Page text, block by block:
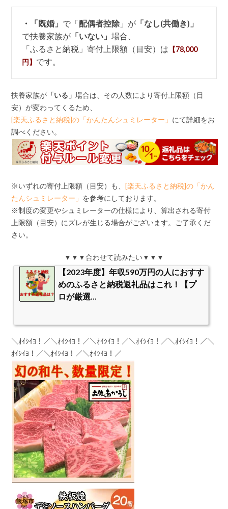
・「既婚」 で「配偶者控除 」が 「なし(共働き)」
で扶養家族が 「いない」場合、
「ふるさと納税」寄付上限額（目安）は 【78,000
円】 です。
扶養家族が 「いる」場合は、その人数により寄付上限額（目
安）が変わってくるため、
[楽天ふるさと納税]の「かんたんシュミレーター」 にて詳細をお
調べください。
※いずれの寄付上限額（目安）も、[楽天ふるさと納税]の「かん
たんシュミレーター」 を参考にしております。
※制度の変更やシュミレーターの仕様により、算出される寄付
上限額（目安）にズレが生じる場合がございます。ご了承くだ
さい。
▼▼▼合わせて読みたい▼▼▼
【2023年度】年収590万円の人におすす
めのふるさと納税返礼品はこれ！【プ
ロが厳選...
＼ｵｲｼｲﾖ！／＼ｵｲｼｲﾖ！／＼ｵｲｼｲﾖ！／＼ｵｲｼｲﾖ！／＼ｵｲｼｲﾖ！／＼
ｵｲｼｲﾖ！／＼ｵｲｼｲﾖ！／＼ｵｲｼｲﾖ！／